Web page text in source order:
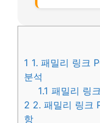
1 1. 패밀리 링크
분석
1.1 패밀리 링
2 2. 패밀리 링크
항